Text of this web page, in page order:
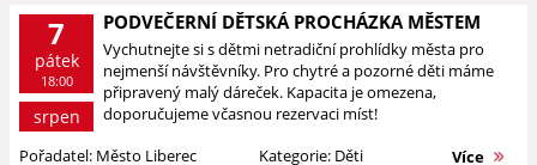
7
pátek
18:00
srpen
PODVEČERNÍ DĚTSKÁ PROCHÁZKA MĚSTEM
Vychutnejte si s dětmi netradiční prohlídky města pro
nejmenší návštěvníky. Pro chytré a pozorné děti máme
připravený malý dáreček. Kapacita je omezena,
doporučujeme včasnou rezervaci míst!
Pořadatel: Město Liberec
Kategorie: Děti Více